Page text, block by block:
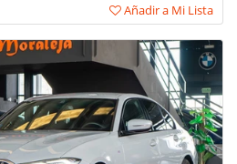
Añadir a Mi Lista